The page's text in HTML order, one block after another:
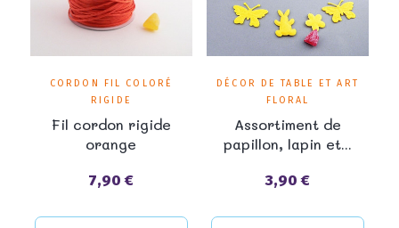
CORDON FIL COLORÉ
RIGIDE
Fil cordon rigide
orange
Prix
7,90 €
DÉCOR DE TABLE ET ART
FLORAL
Assortiment de
papillon, lapin et...
Prix
3,90 €